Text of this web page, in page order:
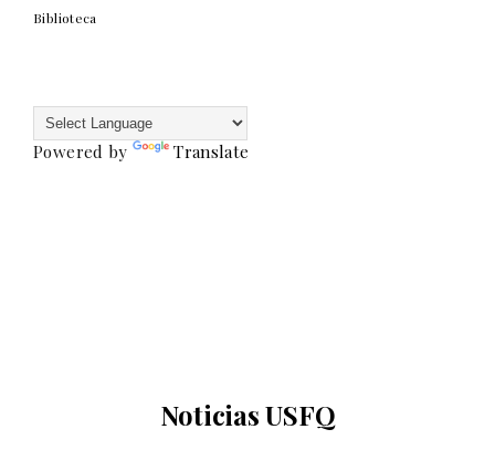
Biblioteca
Powered by Translate
Noticias USFQ